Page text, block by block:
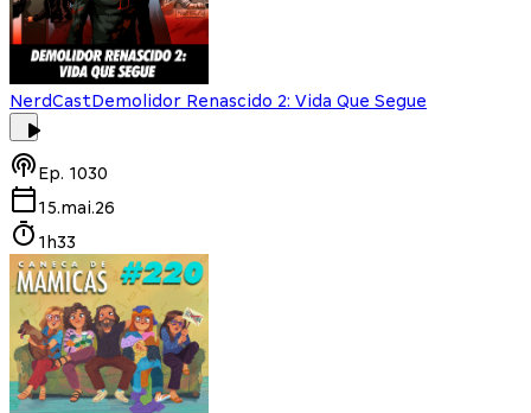
NerdCastDemolidor Renascido 2: Vida Que Segue
Ep. 1030
15.mai.26
1h33